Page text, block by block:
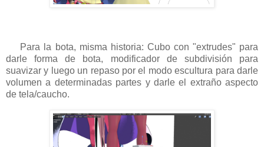
Para la bota, misma historia: Cubo con "extrudes" para
darle forma de bota, modificador de subdivisión para
suavizar y luego un repaso por el modo escultura para darle
volumen a determinadas partes y darle el extraño aspecto
de tela/caucho.